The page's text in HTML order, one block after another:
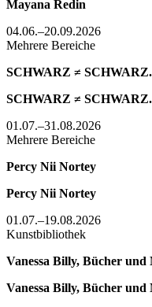
Mayana Redin
04.06.–20.09.2026
Mehrere Bereiche
SCHWARZ ≠
SCHWARZ ≠
01.07.–31.08.2026
Mehrere Bereiche
Percy Nii Nortey
Percy Nii Nortey
01.07.–19.08.2026
Kunstbibliothek
Vanessa Billy, Bücher und
Vanessa Billy, Bücher und